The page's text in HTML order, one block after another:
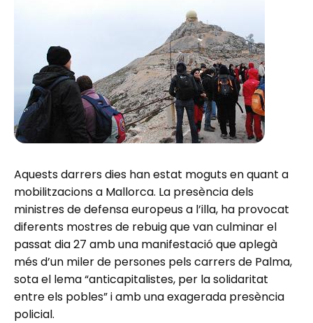
Aquests darrers dies han estat moguts en quant a
mobilitzacions a Mallorca. La presència dels
ministres de defensa europeus a l’illa, ha provocat
diferents mostres de rebuig que van culminar el
passat dia 27 amb una manifestació que aplegà
més d’un miler de persones pels carrers de Palma,
sota el lema “anticapitalistes, per la solidaritat
entre els pobles” i amb una exagerada presència
policial.